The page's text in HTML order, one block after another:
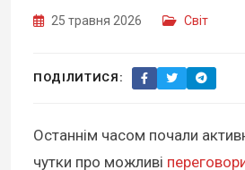
25 травня 2026 Світ
ПОДІЛИТИСЯ:
Останнім часом почали
чутки про можливі